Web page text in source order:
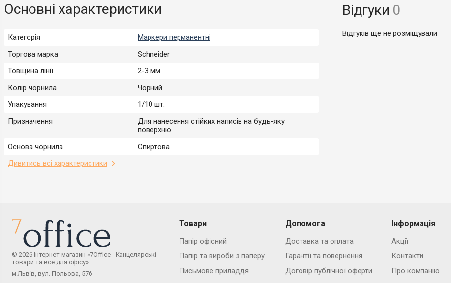
Основні характеристики
Категорія
Маркери перманентні
Торгова марка
Schneider
Товщина лінії
2-3 мм
Колір чорнила
Чорний
Упакування
1/10 шт.
Призначення
Для нанесення стійких написів на будь-яку
поверхню
Основа чорнила
Спиртова
Дивитись всі характеристики
Відгуки 0
Відгуків ще не розміщували
Товари
Папір офісний
Папір та вироби з паперу
Письмове приладдя
Допомога
Доставка та оплата
Гарантії та повернення
Договір публічної оферти
Інформація
Акції
Контакти
Про компанію
© 2026 Інтернет-магазин «7Office - Канцелярські
товари та все для офісу»
м.Львів, вул. Польова, 57б